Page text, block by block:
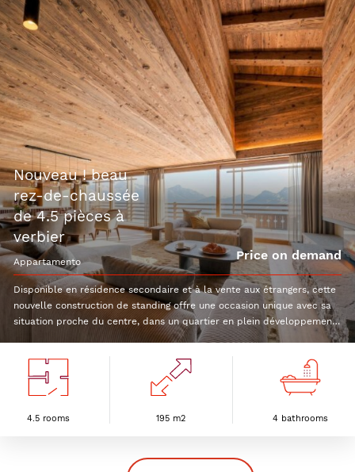
nouveau ! beau
rez-de-chaussée
de 4.5 pièces à
verbier
appartamento Price on demand
Disponible en résidence secondaire et à la vente aux étrangers, cette
nouvelle construction de standing offre une occasion unique avec sa
situation proche du centre, dans un quartier en plein développement.
Le rez-de-chaussée de 4.5 pièces bénéficiera d'une surface de 195
cuisine équipée et espace repas2 chambres doubles avec salle de
bain privativeChambre master avec dressing et salle de bain
local à ski 1 place de parc couverte et une place extérieure sont
4.5 rooms 195 m2 4 bathrooms